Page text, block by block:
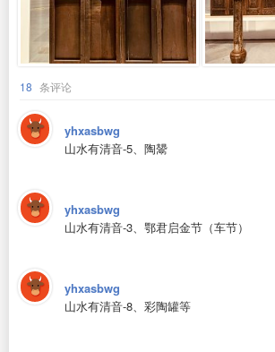
18 条评论
yhxasbwg
山水有清音-5、陶鬹
yhxasbwg
山水有清音-3、鄂君启金节（车节）
yhxasbwg
山水有清音-8、彩陶罐等